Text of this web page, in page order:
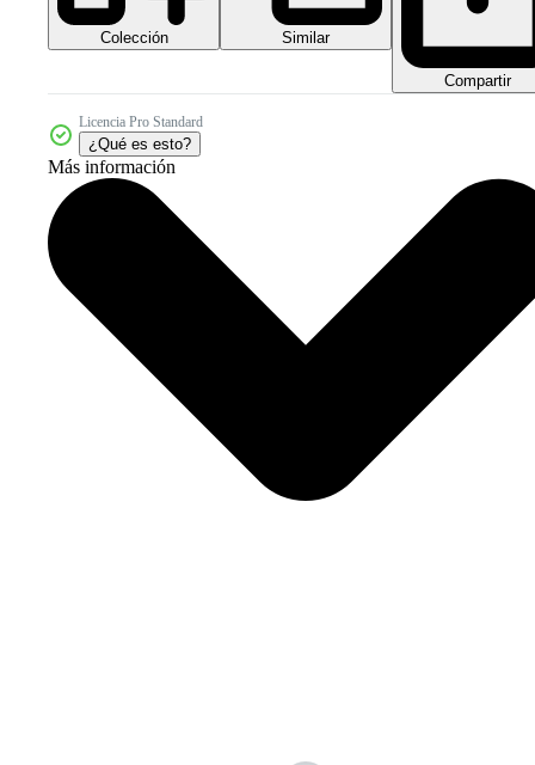
Colección Similar
Compartir
Licencia Pro Standard
¿Qué es esto?
Más información